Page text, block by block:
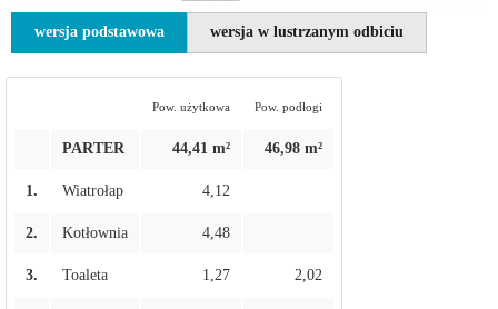
wersja podstawowa wersja w lustrzanym odbiciu
Pow. użytkowa Pow. podłogi
PARTER 44,41 m² 46,98 m²
1. Wiatrołap 4,12
2. Kotłownia 4,48
3. Toaleta 1,27 2,02